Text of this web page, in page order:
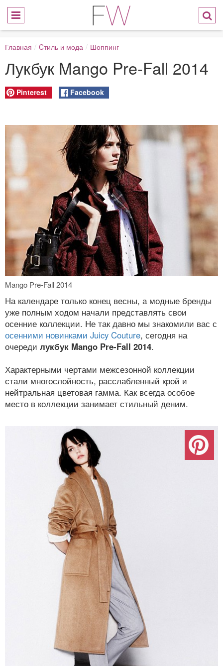
Главная / Cтиль и мода / Шоппинг
Лукбук Mango Pre-Fall 2014
Pinterest Facebook
Mango Pre-Fall 2014
На календаре только конец весны, а модные бренды
уже полным ходом начали представлять свои
осенние коллекции. Не так давно мы знакомили вас с
осенними новинками Juicy Couture, сегодня на
очереди лукбук Mango Pre-Fall 2014.
Характерными чертами межсезонной коллекции
стали многослойность, расслабленный крой и
нейтральная цветовая гамма. Как всегда особое
место в коллекции занимает стильный деним.